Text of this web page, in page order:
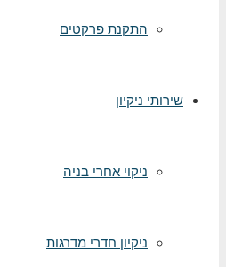
התקנת פרקטים
שירותי ניקיון
ניקוי אחרי בניה
ניקיון חדרי מדרגות